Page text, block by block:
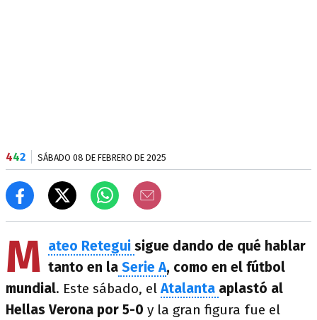
442 SÁBADO 08 DE FEBRERO DE 2025
M ateo Retegui sigue dando de qué hablar
tanto en la Serie A, como en el fútbol
mundial. Este sábado, el Atalanta aplastó al
Hellas Verona por 5-0 y la gran figura fue el